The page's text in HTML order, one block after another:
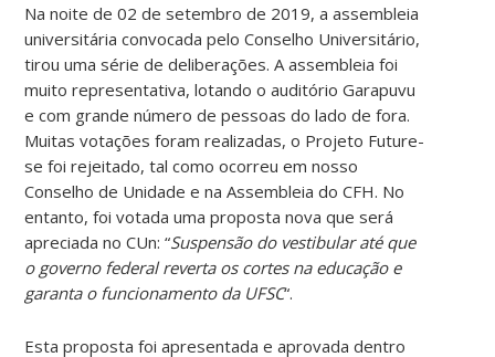
Na noite de 02 de setembro de 2019, a assembleia
universitária convocada pelo Conselho Universitário,
tirou uma série de deliberações. A assembleia foi
muito representativa, lotando o auditório Garapuvu
e com grande número de pessoas do lado de fora.
Muitas votações foram realizadas, o Projeto Future-
se foi rejeitado, tal como ocorreu em nosso
Conselho de Unidade e na Assembleia do CFH. No
entanto, foi votada uma proposta nova que será
apreciada no CUn: “Suspensão do vestibular até que
o governo federal reverta os cortes na educação e
garanta o funcionamento da UFSC“.
Esta proposta foi apresentada e aprovada dentro